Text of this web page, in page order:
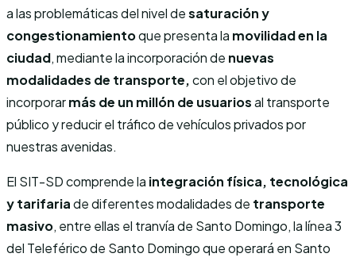
a las problemáticas del nivel desaturación y
congestionamientoque presenta la movilidad en la
ciudad, mediante la incorporación de nuevas
modalidades de transporte,con el objetivo de
incorporarmás de un millón de usuariosal transporte
público y reducir el tráfico de vehículos privados por
nuestras avenidas.
El SIT-SD comprende la integración física, tecnológica
y tarifariade diferentes modalidades de transporte
masivo, entre ellas el tranvía de Santo Domingo, la línea 3
del Teleférico de Santo Domingo que operará en Santo